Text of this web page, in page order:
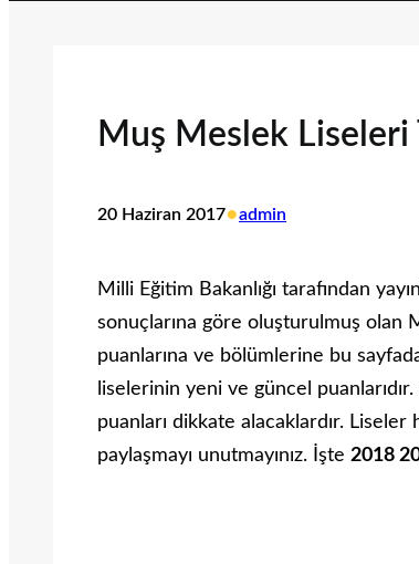
Muş Meslek Liseleri
20 Haziran 2017•admin
Milli Eğitim Bakanlığı tarafından
sonuçlarına göre oluşturulmuş olan
puanlarına ve bölümlerine bu
liselerinin yeni ve güncel
puanları dikkate alacaklardır. Liseler
paylaşmayı unutmayınız. İşte 2018